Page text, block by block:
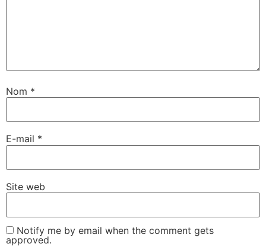
Nom *
E-mail *
Site web
Notify me by email when the comment gets
approved.